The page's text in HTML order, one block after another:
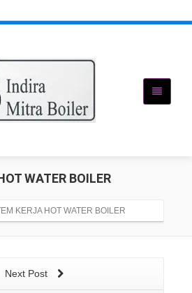
WATER BOILER
KERJA HOT WATER BOILER
Next Post